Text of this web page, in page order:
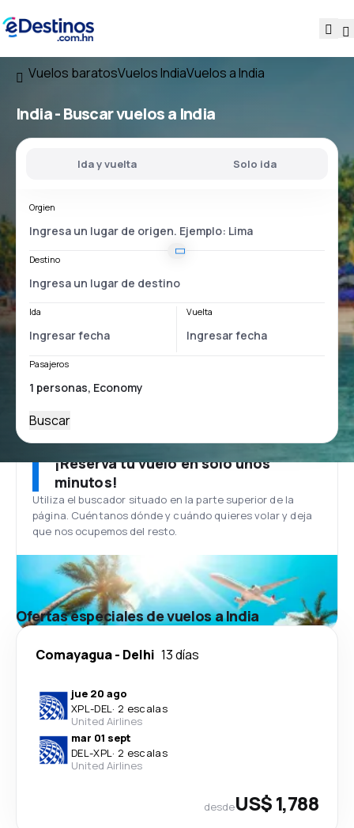
Vuelos baratosVuelos IndiaVuelos a India
India - Buscar vuelos a India
Ida y vuelta Solo ida
Orgien
Destino
Ida Vuelta
Pasajeros
Buscar
¡Reserva tu vuelo en solo unos
minutos!
Utiliza el buscador situado en la parte superior de la
página. Cuéntanos dónde y cuándo quieres volar y deja
que nos ocupemos del resto.
Ofertas especiales de vuelos a India
Comayagua- Delhi 13 días
jue 20 ago
XPL-DEL· 2 escalas
United Airlines
mar 01 sept
DEL-XPL· 2 escalas
United Airlines
desdeUS$ 1,788